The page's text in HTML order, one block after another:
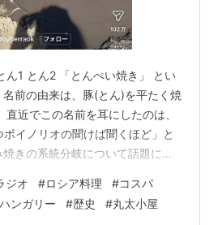
ん1 とん2 「とんぺい焼き」 とい
前の由来は、豚(とん)を平たく焼
近でこの名前を耳にしたのは、
イノリオの聞けば聞くほど」と
きの系統分岐について話題にな
いし、関西(京都・大阪・奈良)な
以来である。 つボイ氏による
ジオ #ロシア料理 #コスパ
ハンガリー #歴史 #丸太小屋